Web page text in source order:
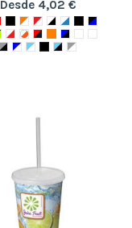
Desde 4,02 €